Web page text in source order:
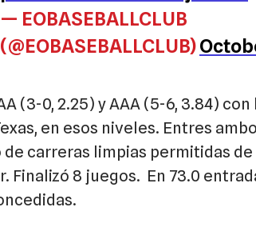
— EOBASEBALLCLUB
(@EOBASEBALLCLUB)
(3-0, 2.25) y AAA (5-6, 3.84)
en esos niveles. Entres
carreras limpias permitidas de
Finalizó 8 juegos. En 73.0